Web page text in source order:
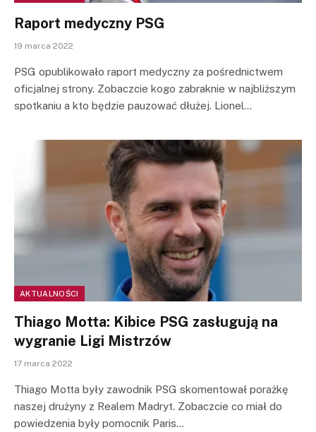
Raport medyczny PSG
19 marca 2022
PSG opublikowało raport medyczny za pośrednictwem
oficjalnej strony. Zobaczcie kogo zabraknie w najbliższym
spotkaniu a kto będzie pauzować dłużej. Lionel…
AKTUALNOŚCI
Thiago Motta: Kibice PSG zasługują na
wygranie Ligi Mistrzów
17 marca 2022
Thiago Motta były zawodnik PSG skomentował porażkę
naszej drużyny z Realem Madryt. Zobaczcie co miał do
powiedzenia były pomocnik Paris…